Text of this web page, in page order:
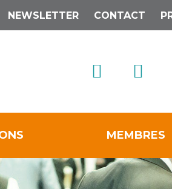
NEWSLETTER CONTACT
MEMBRES